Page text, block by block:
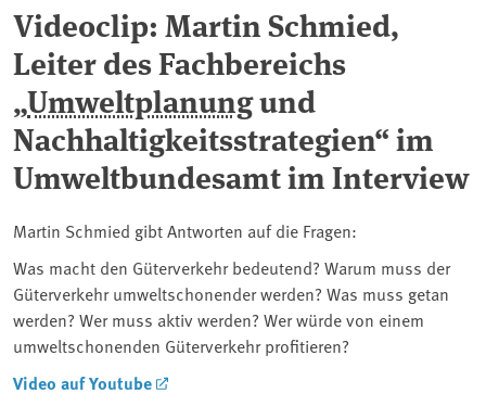
Videoclip: Martin Schmied,
Leiter des Fachbereichs
„Umweltplanungund
Nachhaltigkeitsstrategien“ im
Umweltbundesamt im Interview
Martin Schmied gibt Antworten auf die Fragen:
Was macht den Güterverkehr bedeutend? Warum muss der
Güterverkehr umweltschonender werden? Was muss getan
werden? Wer muss aktiv werden? Wer würde von einem
umweltschonenden Güterverkehr profitieren?
Video auf Youtube